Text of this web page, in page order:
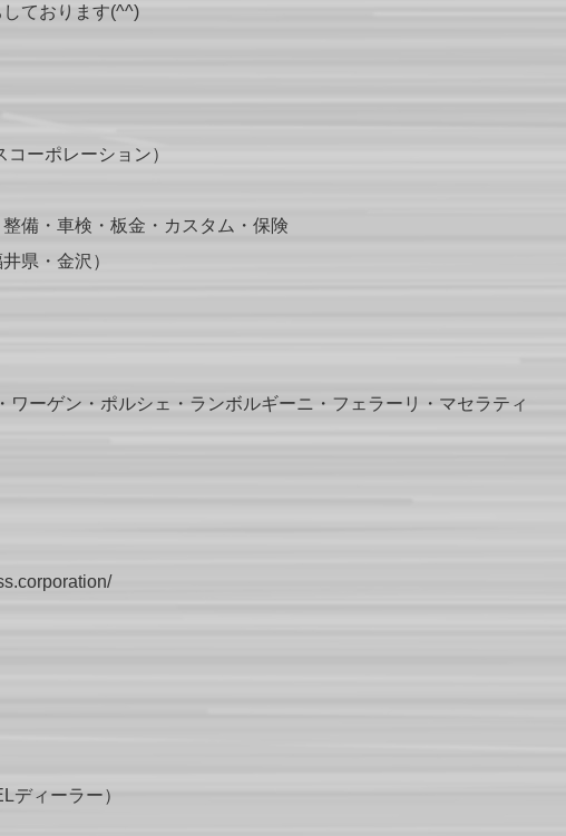
ております(^^)
ーポレーション）
備・車検・板金・カスタム・保険
県・金沢）
ワーゲン・ポルシェ・ランボルギーニ・フェラーリ・マセラティ
ディーラー）